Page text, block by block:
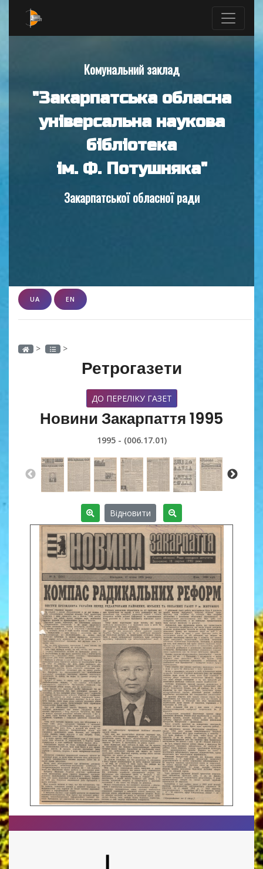
Комунальний заклад
"Закарпатська обласна
універсальна наукова
бібліотека
ім. Ф. Потушняка"
Закарпатської обласної ради
UA EN
> >
Ретрогазети
ДО ПЕРЕЛІКУ ГАЗЕТ
Новини Закарпаття 1995
1995 - (006.17.01)
Відновити